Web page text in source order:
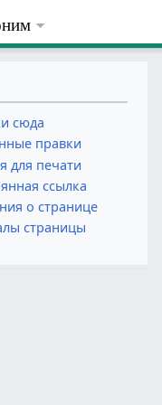
сюда
правки
для печати
ссылка
о странице
страницы